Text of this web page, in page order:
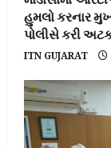
હુમલો કરનાર
પોલીસે કરી
ITN GUJARAT